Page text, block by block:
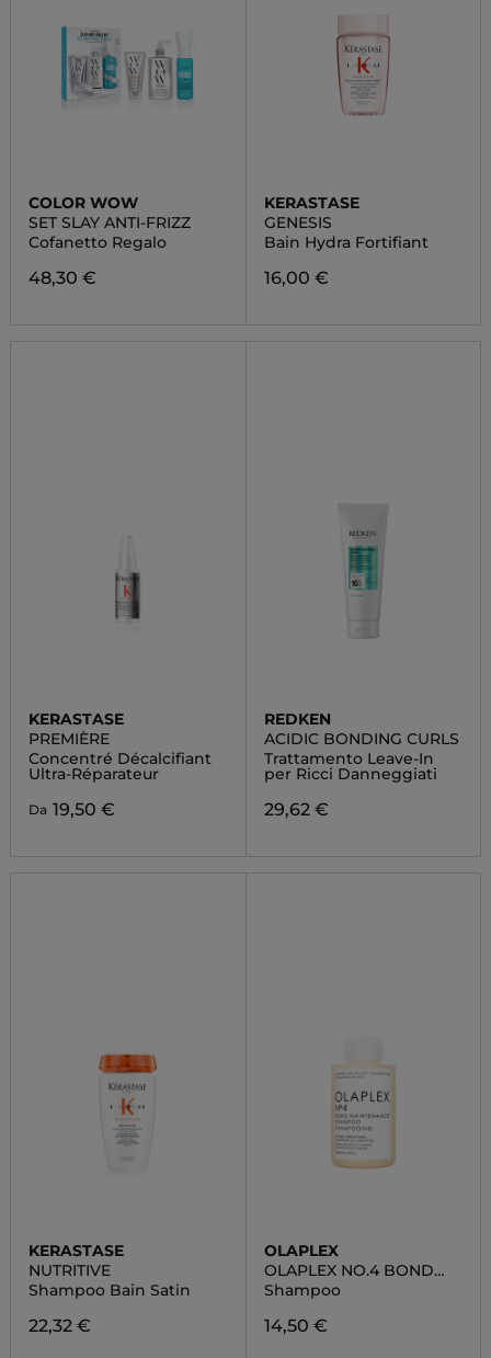
COLOR WOW
SET SLAY ANTI-FRIZZ
Cofanetto Regalo
48,30 €
KERASTASE
GENESIS
Bain Hydra Fortifiant
16,00 €
KERASTASE
PREMIÈRE
Concentré Décalcifiant
Ultra-Réparateur
Da 19,50 €
REDKEN
ACIDIC BONDING CURLS
Trattamento Leave-In
per Ricci Danneggiati
29,62 €
KERASTASE
NUTRITIVE
Shampoo Bain Satin
22,32 €
OLAPLEX
OLAPLEX NO.4 BOND
MAINTENANCE™
SHAMPOO
Shampoo
14,50 €